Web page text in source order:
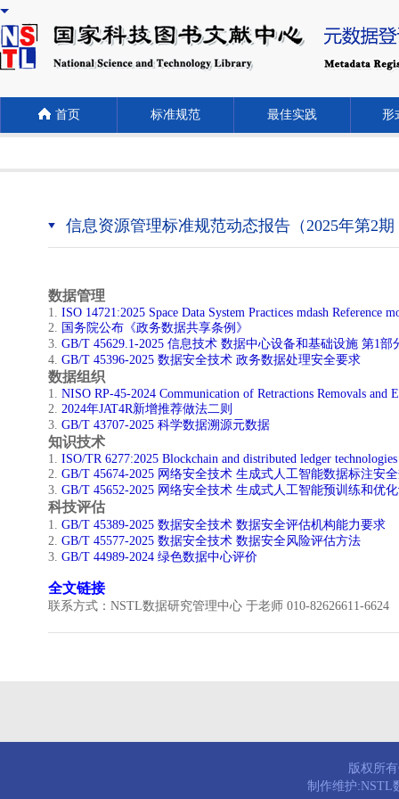
首页 标准规范 最佳实践 形
信息资源管理标准规范动态报告（2025年第2期
数据管理
​1. ISO 14721:2025 Space Data System Practices mdash Reference
2. 国务院公布《政务数据共享条例》
​3. GB/T 45629.1-2025 信息技术 数据中心设备和基础设施 第1部
4. GB/T 45396-2025 数据安全技术 政务数据处理安全要求
数据组织
1. NISO RP-45-2024 Communication of Retractions Removals and
2. 2024年JAT4R新增推荐做法二则
3. GB/T 43707-2025 科学数据溯源元数据
知识技术
​1. ISO/TR 6277:2025 Blockchain and distributed ledger
2. GB/T 45674-2025 网络安全技术 生成式人工智能数据标注安
3. GB/T 45652-2025 网络安全技术 生成式人工智能预训练和优
科技评估
​1. GB/T 45389-2025 数据安全技术 数据安全评估机构能力要求
2. GB/T 45577-2025 数据安全技术 数据安全风险评估方法
3. GB/T 44989-2024 绿色数据中心评价
全文链接
联系方式：NSTL数据研究管理中心 于老师 010-82626611-6624
版权所
制作维护:NSTL